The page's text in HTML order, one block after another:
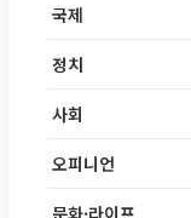
국제
정치
사회
오피니언
문화·라이프